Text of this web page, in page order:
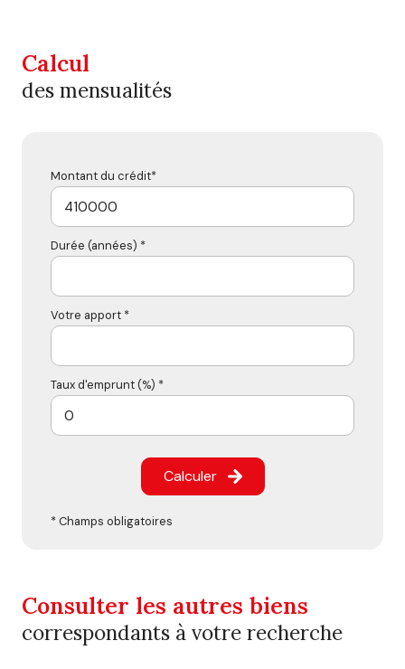
Calcul
des mensualités
Montant du crédit*
Durée (années) *
Votre apport *
Taux d'emprunt (%) *
Calculer
* Champs obligatoires
Consulter les autres biens
correspondants à votre recherche